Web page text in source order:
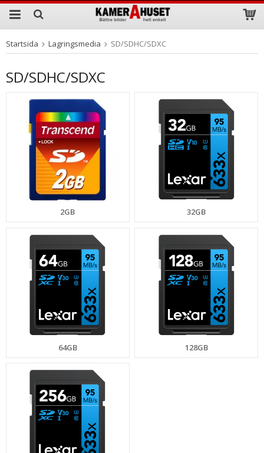
Produkten har blivit tillagd i varukorgen
Startsida Lagringsmedia SD/SDHC/SDXC
SD/SDHC/SDXC
2GB 32GB
64GB 128GB